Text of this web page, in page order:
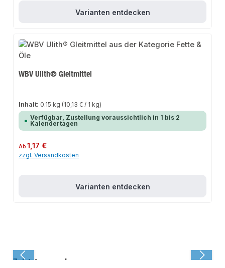
Varianten entdecken
WBV Ulith® Gleitmittel
Inhalt: 0.15 kg (10,13 € / 1 kg)
Verfügbar, Zustellung voraussichtlich in 1 bis 2
Kalendertagen
Regulärer Preis:
Ab1,17 €
zzgl. Versandkosten
Varianten entdecken
Zuletzt angesehen: